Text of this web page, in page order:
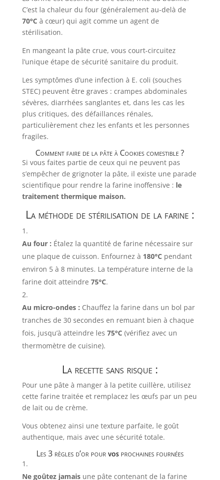
C’est la chaleur du four (généralement au-delà de
70°C à cœur) qui agit comme un agent de
stérilisation.
En mangeant la pâte crue, vous court-circuitez
l’unique étape de sécurité sanitaire du produit.
Les symptômes d’une infection à E. coli (souches
STEC) peuvent être graves : crampes abdominales
sévères, diarrhées sanglantes et, dans les cas les
plus critiques, des défaillances rénales,
particulièrement chez les enfants et les personnes
fragiles.
Comment faire de la pâte à Cookies comestible ?
Si vous faites partie de ceux qui ne peuvent pas
s’empêcher de grignoter la pâte, il existe une parade
scientifique pour rendre la farine inoffensive : le
traitement thermique maison.
La méthode de stérilisation de la farine :
Au four : Étalez la quantité de farine nécessaire sur
une plaque de cuisson. Enfournez à 180°C pendant
environ 5 à 8 minutes. La température interne de la
farine doit atteindre 75°C.
Au micro-ondes : Chauffez la farine dans un bol par
tranches de 30 secondes en remuant bien à chaque
fois, jusqu’à atteindre les 75°C (vérifiez avec un
thermomètre de cuisine).
La recette sans risque :
Pour une pâte à manger à la petite cuillère, utilisez
cette farine traitée et remplacez les œufs par un peu
de lait ou de crème.
Vous obtenez ainsi une texture parfaite, le goût
authentique, mais avec une sécurité totale.
Les 3 règles d’or pourvosprochaines fournées
Ne goûtez jamaisune pâte contenant de la farine